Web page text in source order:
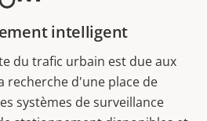
intelligent
du trafic urbain est due aux
recherche d'une place de
systèmes de surveillance